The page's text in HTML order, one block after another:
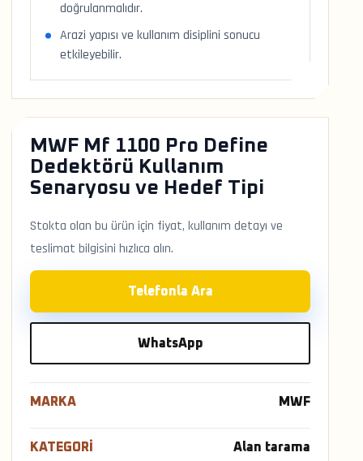
doğrulanmalıdır.
Arazi yapısı ve kullanım disiplini sonucu
etkileyebilir.
MWF Mf 1100 Pro Define
Dedektörü Kullanım
Senaryosu ve Hedef Tipi
Stokta olan bu ürün için fiyat, kullanım detayı ve
teslimat bilgisini hızlıca alın.
Telefonla Ara
WhatsApp
MARKA MWF
KATEGORI Alan tarama